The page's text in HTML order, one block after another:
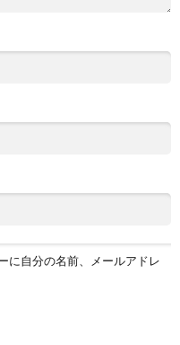
に自分の名前、メールアドレ